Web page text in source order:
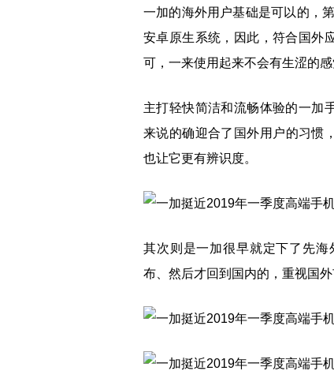
一加的海外用户基础是可以的，
安卓原生系统，因此，符合国外
可，一来使用起来不会有生涩的
主打轻快简洁和流畅体验的一加
来说的确迎合了国外用户的习惯
也让它更有辨识度。
其次则是一加很早就定下了先
布、然后才回到国内的，重视国